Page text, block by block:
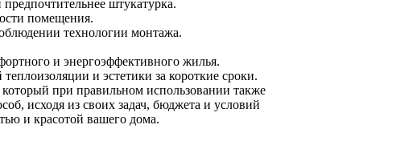
штукатурка.
помещения.
технологии монтажа.
и энергоэффективного жилья.
и эстетики за короткие сроки.
при правильном использовании также
исходя из своих задач, бюджета и условий
и красотой вашего дома.